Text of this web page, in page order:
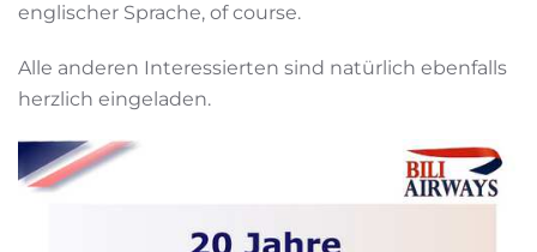
englischer Sprache, of course.
Alle anderen Interessierten sind natürlich ebenfalls
herzlich eingeladen.